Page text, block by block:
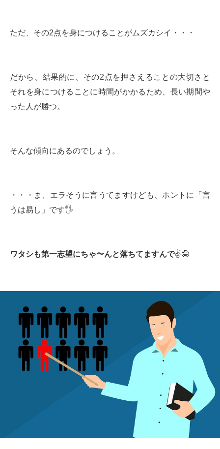
ただ、その2点を身につけることがムズカシイ・・・
だから、結果的に、その2点を押さえることの大切さと
それを身につけることに時間がかかるため、長い期間や
った人が勝つ。
そんな傾向にあるのでしょう。
・・・ま、エラそうに言うてますけども、ホントに「言
うは易し」です🖐
ワタシも第一志望にちゃ〜んと落ちてますんで✌️🤪